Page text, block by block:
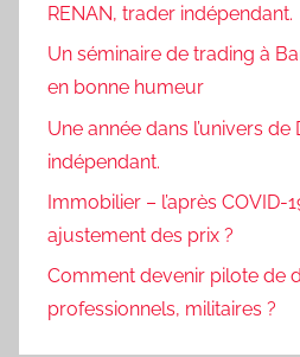
RENAN, trader indépendant.
Un séminaire de trading à
en bonne humeur
Une année dans l’univers de
indépendant.
Immobilier – l’après COVID-
ajustement des prix ?
Comment devenir pilote de
professionnels, militaires ?